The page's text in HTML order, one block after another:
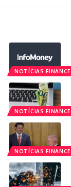
NOTÍCIAS
NOTÍCIAS
NOTÍCIAS